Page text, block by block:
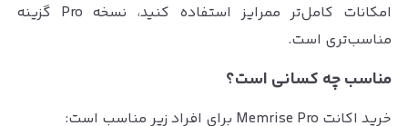
امکانات کامل‌تر ممرایز استفاده کنید، نسخه Pro گزینه
مناسب‌تری است.
مناسب چه کسانی است؟
خرید اکانت Memrise Pro برای افراد زیر مناسب است: